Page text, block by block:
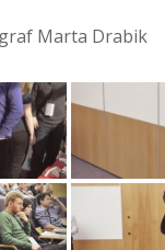
Marta Drabik